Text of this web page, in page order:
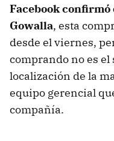
Facebook
Gowalla, esta
desde el viernes,
comprando no es
localización de la
equipo gerencial
compañía.